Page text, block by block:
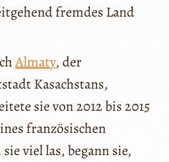
fremdes Land
Almaty, der
Kasachstans,
sie von 2012 bis 2015
französischen
viel las, begann sie,